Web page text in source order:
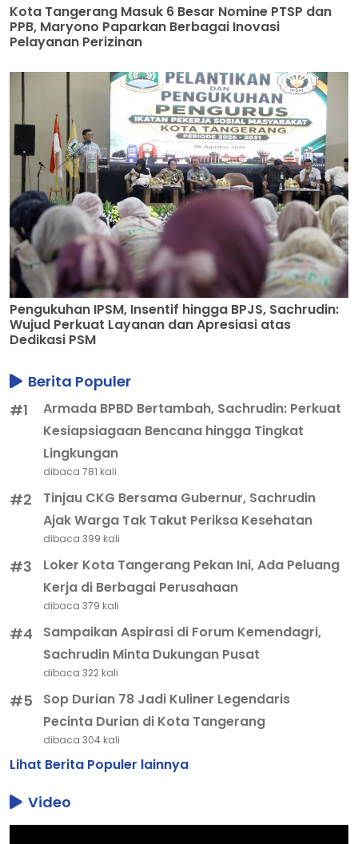
Kota Tangerang Masuk 6 Besar Nomine PTSP dan
PPB, Maryono Paparkan Berbagai Inovasi
Pelayanan Perizinan
Pengukuhan IPSM, Insentif hingga BPJS, Sachrudin:
Wujud Perkuat Layanan dan Apresiasi atas
Dedikasi PSM
Berita Populer
#1
Armada BPBD Bertambah, Sachrudin: Perkuat
Kesiapsiagaan Bencana hingga Tingkat
Lingkungan
dibaca 781 kali
#2
Tinjau CKG Bersama Gubernur, Sachrudin
Ajak Warga Tak Takut Periksa Kesehatan
dibaca 399 kali
#3
Loker Kota Tangerang Pekan Ini, Ada Peluang
Kerja di Berbagai Perusahaan
dibaca 379 kali
#4
Sampaikan Aspirasi di Forum Kemendagri,
Sachrudin Minta Dukungan Pusat
dibaca 322 kali
#5
Sop Durian 78 Jadi Kuliner Legendaris
Pecinta Durian di Kota Tangerang
dibaca 304 kali
Lihat Berita Populer lainnya
Video